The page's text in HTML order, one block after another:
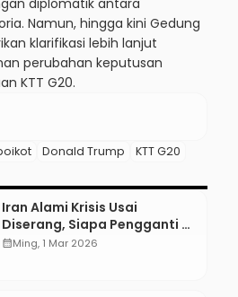
Namun, hingga kini Gedung
klarifikasi lebih lanjut
perubahan keputusan
KTT G20.
Donald Trump KTT G20
Iran Alami Krisis Usai
Diserang, Siapa Pengganti Ali
Khamenei?
calendar_monthMing, 1 Mar 2026